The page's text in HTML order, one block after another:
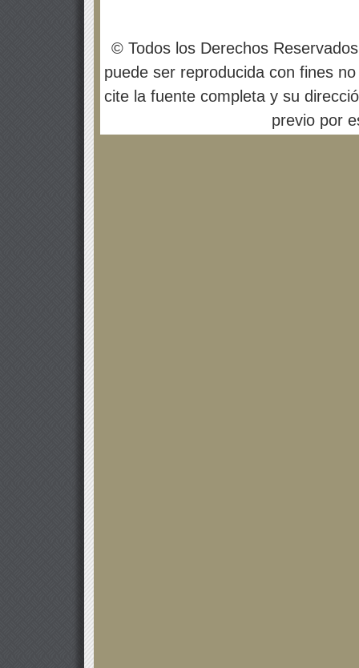
© Todos los Derechos
puede ser reproducida con fines
cite la fuente completa y su
previo por